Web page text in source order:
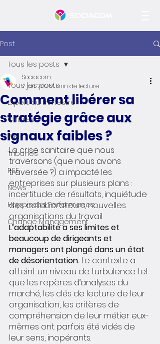
Post
Tous les posts
Expert du trimestre
Chiffres
PLM
Tribunes
RSE
News
Happiness Performance
Change Management
Tous les posts
Comment libérer sa
stratégie grâce aux
signaux faibles ?
Sociacom
7 juil. 20214 min de lecture
La crise sanitaire que nous
traversons (que nous avons
traversée ?) a impacté les
entreprises sur plusieurs plans :
incertitude de résultats, inquiétude
des collaborateurs, nouvelles
organisations du travail.
L’adaptabilité a ses limites et
beaucoup de dirigeants et
managers ont plongé dans un état
de désorientation. Le contexte a
atteint un niveau de turbulence tel
que les repères d’analyses du
marché, les clés de lecture de leur
organisation, les critères de
compréhension de leur métier eux-
mêmes ont parfois été vidés de
leur sens, inopérants.